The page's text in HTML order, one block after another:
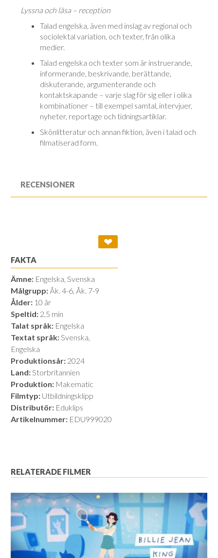
Lyssna och läsa – reception
Talad engelska, även med inslag av regional och
sociolektal variation, och tex­ter, från olika
medier.
Talad engelska och texter som är instruerande,
informerande, beskrivande, be­rättande,
diskuterande, argumenterande och
kontaktskapande – varje slag för sig eller i olika
kombinationer – till exempel samtal, intervjuer,
ny­he­ter, reportage och tidningsartiklar.
Skönlitteratur och annan fiktion, även i talad och
filmatiserad form.
RECENSIONER
❤
FAKTA
Ämne: Engelska, Svenska
Målgrupp: Åk. 4-6, Åk. 7-9
Ålder: 10 år
Speltid: 2,5 min
Talat språk: Engelska
Textat språk:Svenska,
Engelska
Produktionsår: 2024
Land:Storbritannien
Produktion: Makematic
Filmtyp: Utbildningsklipp
Distributör: Eduklips
Artikelnummer: EDU999020
RELATERADE FILMER